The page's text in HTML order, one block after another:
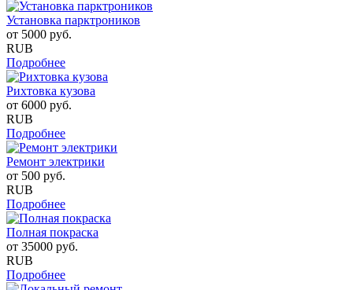
Установка парктроников
от 5000 руб.
RUB
Подробнее
Рихтовка кузова
от 6000 руб.
RUB
Подробнее
Ремонт электрики
от 500 руб.
RUB
Подробнее
Полная покраска
от 35000 руб.
RUB
Подробнее